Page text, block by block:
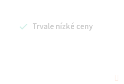
Trvale nízké ceny